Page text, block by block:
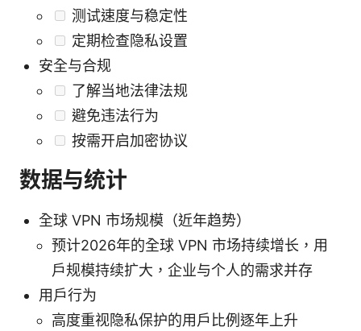
测试速度与稳定性
定期检查隐私设置
安全与合规
了解当地法律法规
避免违法行为
按需开启加密协议
数据与统计
全球 VPN 市场规模（近年趋势）
预计2026年的全球 VPN 市场持续增长，用
户规模持续扩大，企业与个人的需求并存
用户行为
高度重视隐私保护的用户比例逐年上升